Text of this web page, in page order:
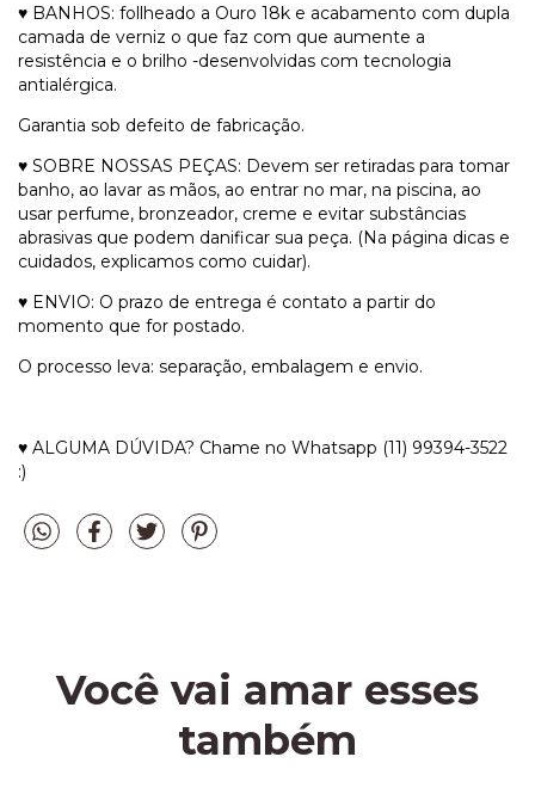
♥ BANHOS: follheado a Ouro 18k e acabamento com dupla
camada de verniz o que faz com que aumente a
resistência e o brilho -desenvolvidas com tecnologia
antialérgica.
Garantia sob defeito de fabricação.
♥ SOBRE NOSSAS PEÇAS: Devem ser retiradas para tomar
banho, ao lavar as mãos, ao entrar no mar, na piscina, ao
usar perfume, bronzeador, creme e evitar substâncias
abrasivas que podem danificar sua peça. (Na página dicas e
cuidados, explicamos como cuidar).
♥ ENVIO: O prazo de entrega é contato a partir do
momento que for postado.
O processo leva: separação, embalagem e envio.
♥ ALGUMA DÚVIDA? Chame no Whatsapp (11) 99394-3522
:)
Você vai amar esses
também